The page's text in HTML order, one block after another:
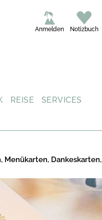
Notizbuch
Anmelden
REISE SERVICES
Dankeskarten,